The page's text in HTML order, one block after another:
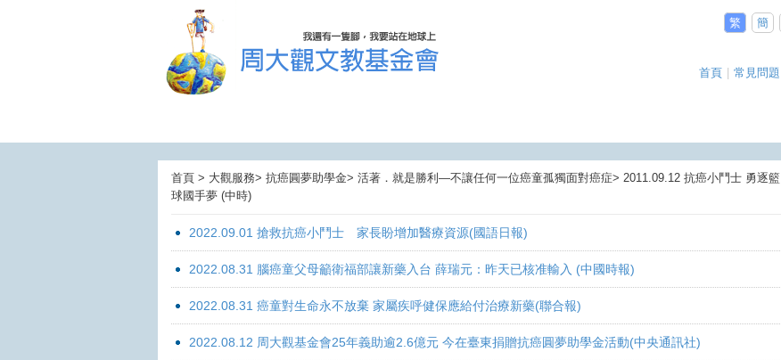
繁 簡
首頁 常見問題
首頁 > 大觀服務> 抗癌圓夢助學金> 活著．就是勝利—不讓任何一位癌童孤獨面對癌症> 2011.09.12 抗癌小鬥士 勇逐籃
球國手夢 (中時)
2022.09.01 搶救抗癌小鬥士 家長盼增加醫療資源(國語日報)
2022.08.31 腦癌童父母籲衛福部讓新藥入台 薛瑞元：昨天已核准輸入 (中國時報)
2022.08.31 癌童對生命永不放棄 家屬疾呼健保應給付治療新藥(聯合報)
2022.08.12 周大觀基金會25年義助逾2.6億元 今在臺東捐贈抗癌圓夢助學金活動(中央通訊社)